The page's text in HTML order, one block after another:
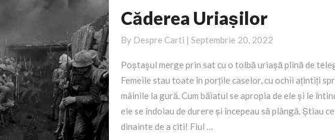
Căderea
Căderea Uriașilor
By Despre Carti | Septembrie 20, 2022
Poștașul merge prin sat cu o tolbă uriașă plină de
Femeile stau toate în porțile caselor, cu ochii ațintiți
mâinile la gură. Cum băiatul se apropia de ele și le
ele se îndoiau de durere și începeau să plângă. Știau
dinainte de a citi! Fiul …